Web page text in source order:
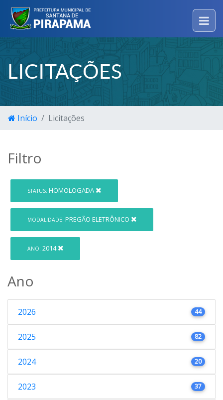
LICITAÇÕES
Início Licitações
Filtro
STATUS: HOMOLOGADA
MODALIDADE: PREGÃO ELETRÔNICO
ANO: 2014
Ano
2026 44
2025 82
2024 20
2023 37